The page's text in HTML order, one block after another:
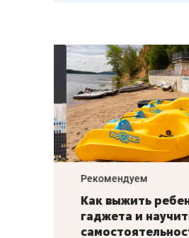
–
Рекомендуем
Как выжить
гаджета и научить